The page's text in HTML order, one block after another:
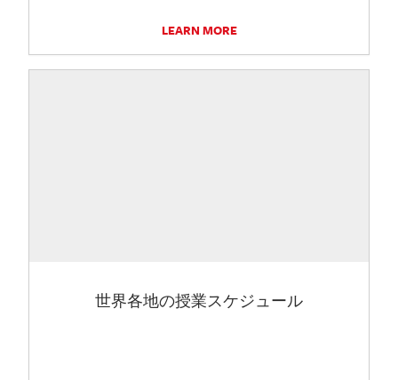
LEARN MORE
世界各地の授業スケジュール